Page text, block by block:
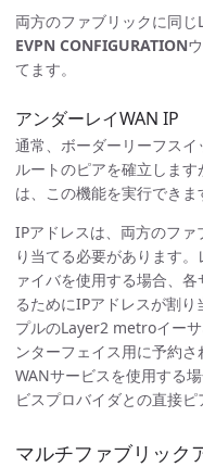
両方のファブリックに同じ
EVPN CONFIGURATION
てます。
アンダーレイWAN IP
通常、ボーダーリーフス
ルートのピアを確立しま
は、この機能を実行できま
IPアドレスは、両方のフ
り当てる必要があります
ァイバを使用する場合、
るためにIPアドレスが割
プルのLayer2 metroイー
ンターフェイス用に予約
WANサービスを使用する
ビスプロバイダとの直接ピ
マルチファブリック